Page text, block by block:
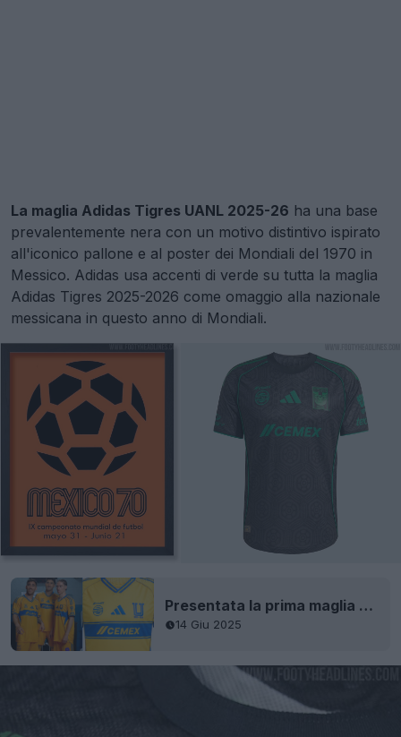
La maglia Adidas Tigres UANL 2025-26 ha una base
prevalentemente nera con un motivo distintivo ispirato
all'iconico pallone e al poster dei Mondiali del 1970 in
Messico. Adidas usa accenti di verde su tutta la maglia
Adidas Tigres 2025-2026 come omaggio alla nazionale
messicana in questo anno di Mondiali.
Presentata la prima maglia del 65° anniversario del Tigres 25-26
14 Giu 2025